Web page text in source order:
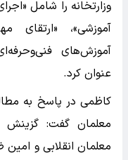
وزارتخانه را شامل
آموزشی»، «ارتقای
آموزش‌های
عنوان کرد.
کاظمی در پاسخ به
معلمان گفت: گزینش
معلمان انقلابی و